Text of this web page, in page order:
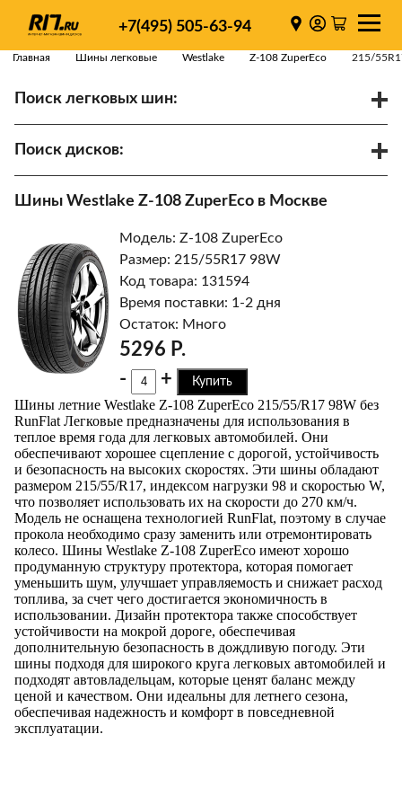
+7(495) 505-63-94
Главная Шины легковые Westlake Z-108 ZuperEco 215/
Поиск легковых шин:
Поиск дисков:
Найти
Шины Westlake Z-108 ZuperEco в Москве
Модель: Z-108 ZuperEco
Размер: 215/55R17 98W
Код товара: 131594
Время поставки: 1-2 дня
Остаток: Много
5296 Р.
-
+ Купить
Шины летние Westlake Z-108 ZuperEco 215/55/R17 98W без
RunFlat Легковые предназначены для использования в
теплое время года для легковых автомобилей. Они
обеспечивают хорошее сцепление с дорогой, устойчивость
и безопасность на высоких скоростях. Эти шины обладают
размером 215/55/R17, индексом нагрузки 98 и скоростью W,
что позволяет использовать их на скорости до 270 км/ч.
Модель не оснащена технологией RunFlat, поэтому в случае
прокола необходимо сразу заменить или отремонтировать
колесо. Шины Westlake Z-108 ZuperEco имеют хорошо
продуманную структуру протектора, которая помогает
уменьшить шум, улучшает управляемость и снижает расход
топлива, за счет чего достигается экономичность в
использовании. Дизайн протектора также способствует
устойчивости на мокрой дороге, обеспечивая
дополнительную безопасность в дождливую погоду. Эти
шины подходя для широкого круга легковых автомобилей и
подходят автовладельцам, которые ценят баланс между
ценой и качеством. Они идеальны для летнего сезона,
обеспечивая надежность и комфорт в повседневной
эксплуатации.